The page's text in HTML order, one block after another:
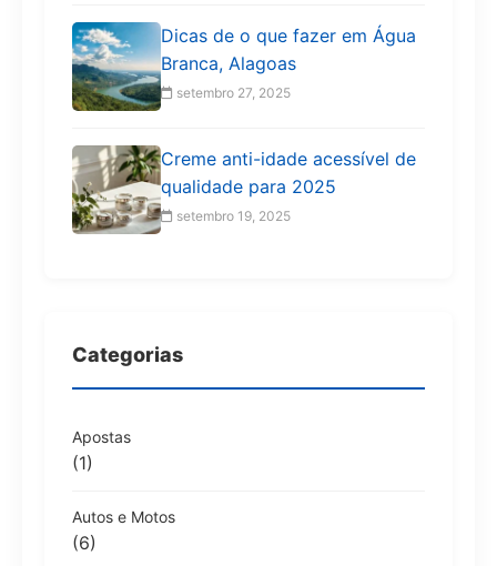
Dicas de o que fazer em Água
Branca, Alagoas
setembro 27, 2025
Creme anti-idade acessível de
qualidade para 2025
setembro 19, 2025
Categorias
Apostas
(1)
Autos e Motos
(6)